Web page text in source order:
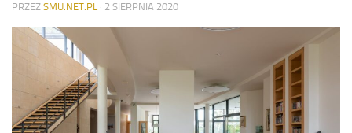
PRZEZ SMU.NET.PL · 2 SIERPNIA 2020